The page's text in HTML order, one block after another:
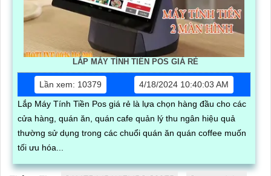
LẮP MÁY TÍNH TIỀN POS GIÁ RẺ
Lần xem: 10379
4/18/2024 10:40:03 AM
Lắp Máy Tính Tiền Pos giá rẻ là lựa chọn hàng đầu cho các
cửa hàng, quán ăn, quán cafe quản lý thu ngân hiệu quả
thường sử dụng trong các chuổi quán ăn quán coffee muốn
tối ưu hóa...